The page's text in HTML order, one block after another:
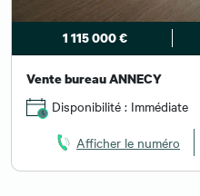
1 115 000 €
Vente bureau ANNECY
Disponibilité : Immédiate
Afficher le numéro